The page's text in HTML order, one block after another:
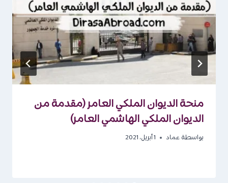
منحة الديوان الملكي العامر (مقدمة من
الديوان الملكي الهاشمي العامر)
بواسطة عماد 1 أبريل، 2021